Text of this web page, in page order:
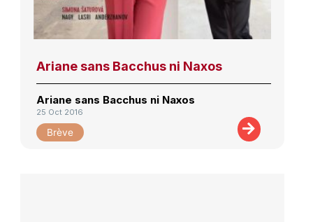
Ariane sans Bacchus ni Naxos
Ariane sans Bacchus ni Naxos
25 Oct 2016
Brève